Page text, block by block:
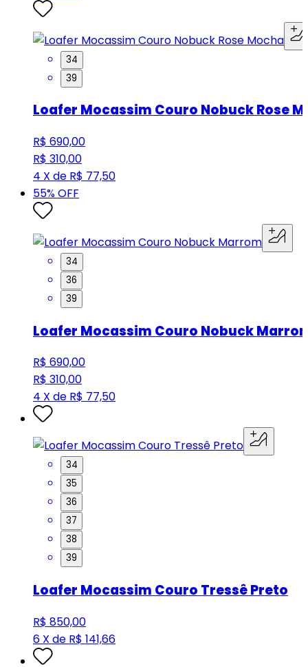
34
39
Loafer Mocassim Couro Nobuck Rose
R$ 690,00
R$ 310,00
4 X de R$ 77,50
55% OFF
34
36
39
Loafer Mocassim Couro Nobuck
R$ 690,00
R$ 310,00
4 X de R$ 77,50
34
35
36
37
38
39
Loafer Mocassim Couro Tressê Preto
R$ 850,00
6 X de R$ 141,66